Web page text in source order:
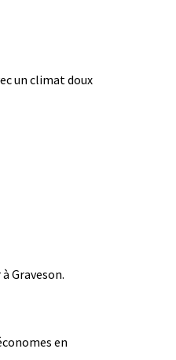
un climat doux
Graveson.
en